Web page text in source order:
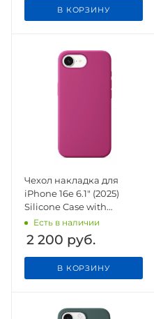
В КОРЗИНУ
Чехол накладка для
iPhone 16e 6.1" (2025)
Silicone Case with
Magsafe Fuchsia
Есть в наличии
2 200 руб.
В КОРЗИНУ